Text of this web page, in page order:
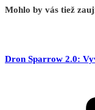
Mohlo by vás tiež
Dron Sparrow 2.0: